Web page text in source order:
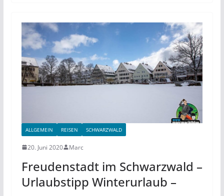
ALLGEMEIN REISEN SCHWARZWALD
20. Juni 2020 Marc
Freudenstadt im Schwarzwald –
Urlaubstipp Winterurlaub –